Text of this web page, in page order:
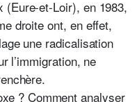
(Eure-et-Loir), en 1983,
droite ont, en effet,
une radicalisation
l’immigration, ne
? Comment analyser